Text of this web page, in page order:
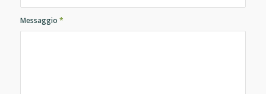
Messaggio *